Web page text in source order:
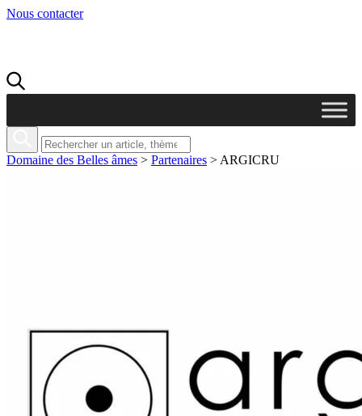
Nous contacter
Domaine des Belles âmes > Partenaires > ARGICRU